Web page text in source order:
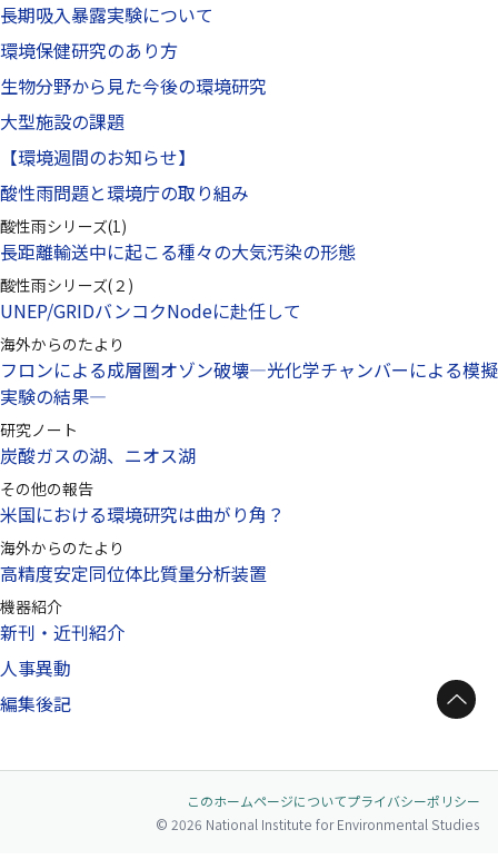
長期吸入暴露実験について
環境保健研究のあり方
生物分野から見た今後の環境研究
大型施設の課題
【環境週間のお知らせ】
酸性雨問題と環境庁の取り組み
酸性雨シリーズ(1)
長距離輸送中に起こる種々の大気汚染の形態
酸性雨シリーズ(２)
UNEP/GRIDバンコクNodeに赴任して
海外からのたより
フロンによる成層圏オゾン破壊—光化学チャンバーによる模擬
実験の結果—
研究ノート
炭酸ガスの湖、ニオス湖
その他の報告
米国における環境研究は曲がり角？
海外からのたより
高精度安定同位体比質量分析装置
機器紹介
新刊・近刊紹介
人事異動
編集後記
ページトップへ
このホームページについてプライバシーポリシー
© 2026 National Institute for Environmental Studies